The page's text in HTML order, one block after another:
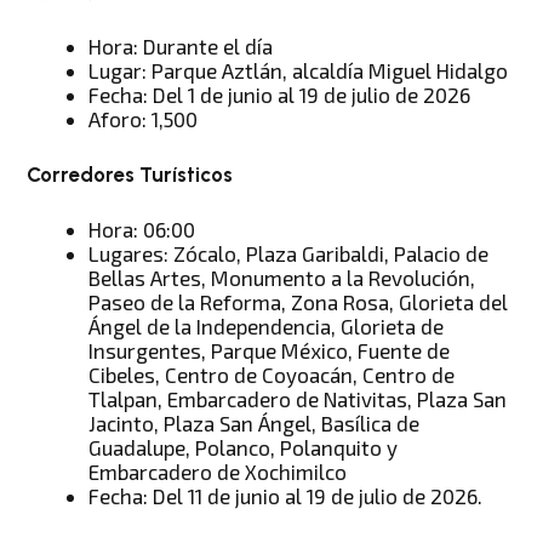
Hora: Durante el día
Lugar: Parque Aztlán, alcaldía Miguel Hidalgo
Fecha: Del 1 de junio al 19 de julio de 2026
Aforo: 1,500
Corredores Turísticos
Hora: 06:00
Lugares: Zócalo, Plaza Garibaldi, Palacio de
Bellas Artes, Monumento a la Revolución,
Paseo de la Reforma, Zona Rosa, Glorieta del
Ángel de la Independencia, Glorieta de
Insurgentes, Parque México, Fuente de
Cibeles, Centro de Coyoacán, Centro de
Tlalpan, Embarcadero de Nativitas, Plaza San
Jacinto, Plaza San Ángel, Basílica de
Guadalupe, Polanco, Polanquito y
Embarcadero de Xochimilco
Fecha: Del 11 de junio al 19 de julio de 2026.